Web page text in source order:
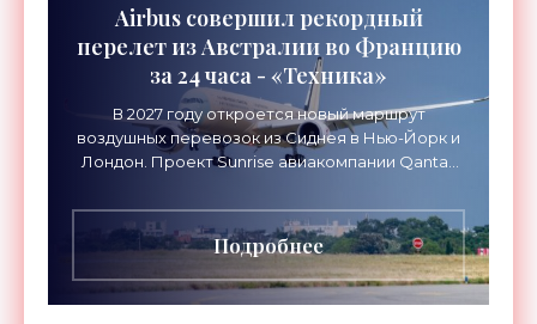
Airbus совершил рекордный
перелет из Австралии во Францию
за 24 часа - «Техника»
В 2027 году откроется новый маршрут
воздушных перевозок из Сиднея в Нью-Йорк и
Лондон. Проект Sunrise авиакомпании Qantas
длительностью до 24
Подробнее